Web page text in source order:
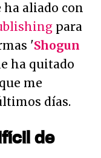
ha aliado con
para
'Shogun
ha quitado
me
días.
de